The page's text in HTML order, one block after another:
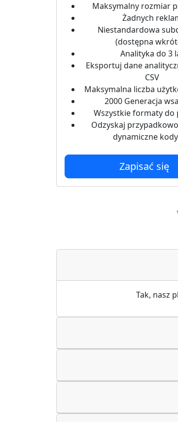
Maksymalny rozmiar
Żadnych
Niestandardowa
(dostępna
Analityka do 3
Eksportuj dane
CSV
Maksymalna liczba
2000 Generacja
Wszystkie formaty do
Odzyskaj
dynamiczne
Zapisać się
Tak, nasz